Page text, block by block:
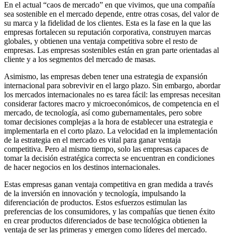
En el actual “caos de mercado” en que vivimos, que una compañía
sea sostenible en el mercado depende, entre otras cosas, del valor de
su marca y la fidelidad de los clientes. Esta es la fase en la que las
empresas fortalecen su reputación corporativa, construyen marcas
globales, y obtienen una ventaja competitiva sobre el resto de
empresas. Las empresas sostenibles están en gran parte orientadas al
cliente y a los segmentos del mercado de masas.
Asimismo, las empresas deben tener una estrategia de expansión
internacional para sobrevivir en el largo plazo. Sin embargo, abordar
los mercados internacionales no es tarea fácil: las empresas necesitan
considerar factores macro y microeconómicos, de competencia en el
mercado, de tecnología, así como gubernamentales, pero sobre
tomar decisiones complejas a la hora de establecer una estrategia e
implementarla en el corto plazo. La velocidad en la implementación
de la estrategia en el mercado es vital para ganar ventaja
competitiva. Pero al mismo tiempo, solo las empresas capaces de
tomar la decisión estratégica correcta se encuentran en condiciones
de hacer negocios en los destinos internacionales.
Estas empresas ganan ventaja competitiva en gran medida a través
de la inversión en innovación y tecnología, impulsando la
diferenciación de productos. Estos esfuerzos estimulan las
preferencias de los consumidores, y las compañías que tienen éxito
en crear productos diferenciados de base tecnológica obtienen la
ventaja de ser las primeras y emergen como líderes del mercado.